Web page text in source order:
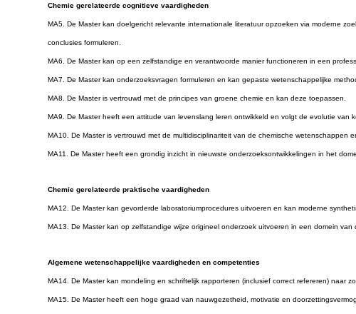
Chemie gerelateerde cognitieve vaardigheden
MA5. De Master kan doelgericht relevante internationale literatuur opzoeken via moderne
conclusies formuleren.
MA6. De Master kan op een zelfstandige en verantwoorde manier functioneren in een
MA7. De Master kan onderzoeksvragen formuleren en kan gepaste wetenschappelijke
MA8. De Master is vertrouwd met de principes van groene chemie en kan deze toepassen.
MA9. De Master heeft een attitude van levenslang leren ontwikkeld en volgt de evolutie van
MA10. De Master is vertrouwd met de multidisciplinariteit van de chemische
MA11. De Master heeft een grondig inzicht in nieuwste onderzoeksontwikkelingen in het
Chemie gerelateerde praktische vaardigheden
MA12. De Master kan gevorderde laboratoriumprocedures uitvoeren en kan moderne
MA13. De Master kan op zelfstandige wijze origineel onderzoek uitvoeren in een domein
Algemene wetenschappelijke vaardigheden en competenties
MA14. De Master kan mondeling en schriftelijk rapporteren (inclusief correct refereren)
MA15. De Master heeft een hoge graad van nauwgezetheid, motivatie en